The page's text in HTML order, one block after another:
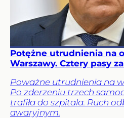
Potężne utrudnienia na
Warszawy. Cztery pasy
Poważne utrudnienia na
Po zderzeniu trzech
trafiła do szpitala. Ruch
awaryjnym.